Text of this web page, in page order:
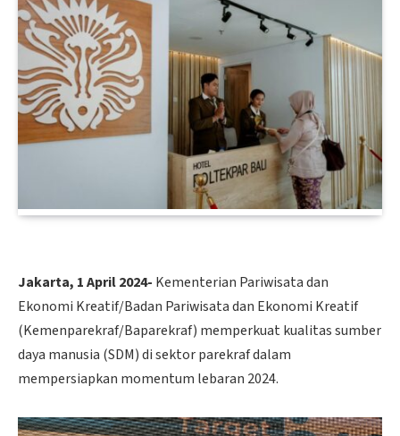
Jakarta, 1 April 2024- Kementerian Pariwisata dan
Ekonomi Kreatif/Badan Pariwisata dan Ekonomi Kreatif
(Kemenparekraf/Baparekraf) memperkuat kualitas sumber
daya manusia (SDM) di sektor parekraf dalam
mempersiapkan momentum lebaran 2024.